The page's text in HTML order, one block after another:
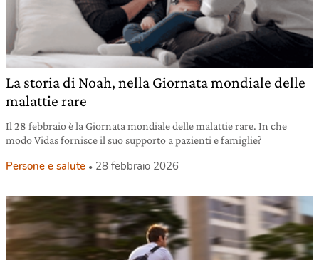
La storia di Noah, nella Giornata mondiale delle
malattie rare
Il 28 febbraio è la Giornata mondiale delle malattie rare. In che
modo Vidas fornisce il suo supporto a pazienti e famiglie?
Persone e salute 28 febbraio 2026